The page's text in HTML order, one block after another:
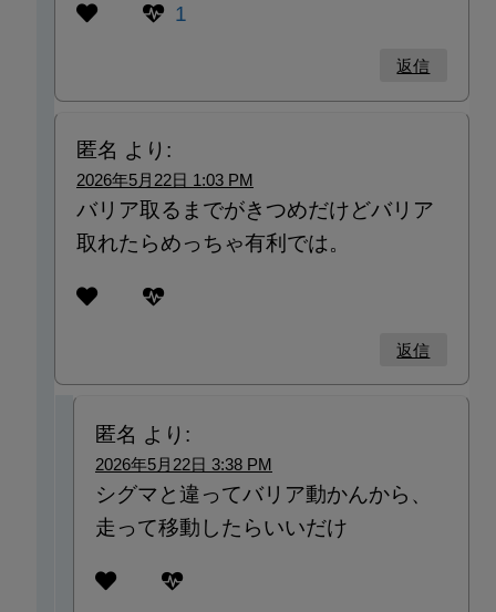
1
返信
匿名 より:
2026年5月22日 1:03 PM
バリア取るまでがきつめだけどバリア
取れたらめっちゃ有利では。
返信
匿名 より:
2026年5月22日 3:38 PM
シグマと違ってバリア動かんから、
走って移動したらいいだけ